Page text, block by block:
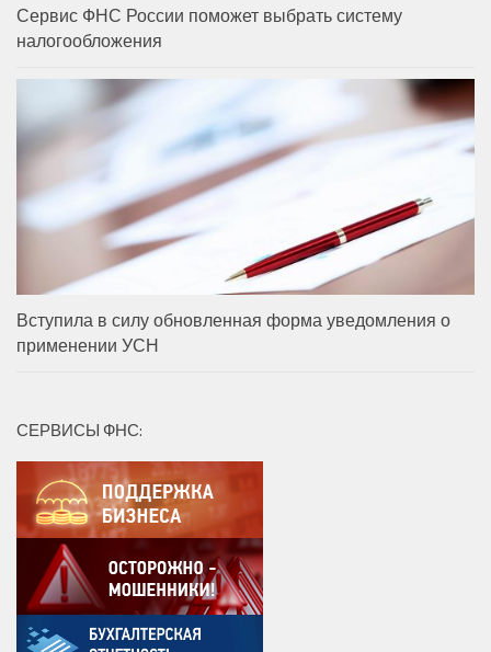
Сервис ФНС России поможет выбрать систему
налогообложения
Вступила в силу обновленная форма уведомления о
применении УСН
СЕРВИСЫ ФНС: